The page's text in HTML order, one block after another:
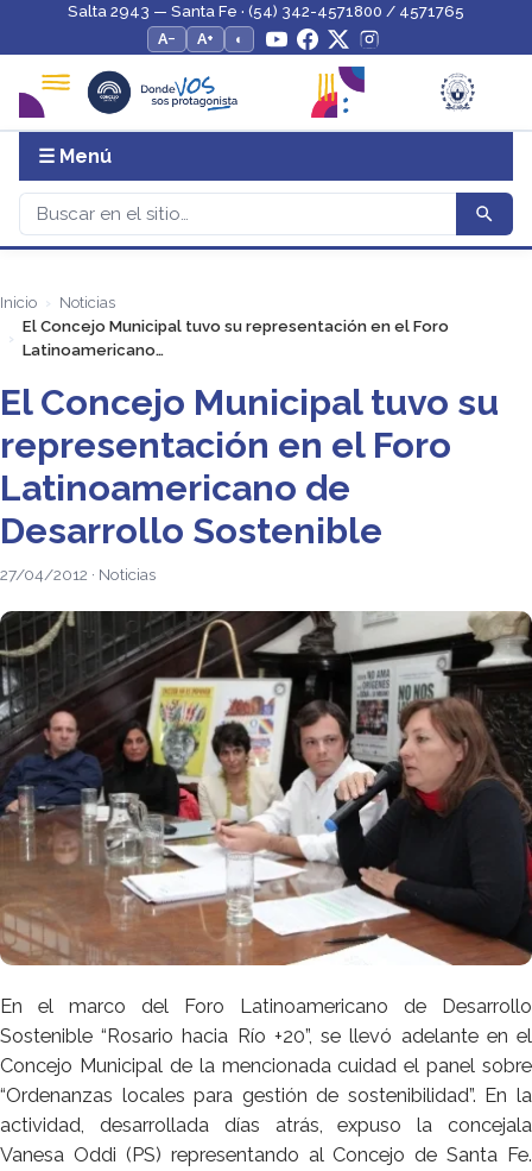
Salta 2943 — Santa Fe · (54) 342-4571800 / 4571765
A−
A+ ◐
☰ Menú
Inicio
Noticias
El Concejo Municipal tuvo su representación en el Foro
Latinoamericano…
El Concejo Municipal tuvo su
representación en el Foro
Latinoamericano de
Desarrollo Sostenible
27/04/2012 · Noticias
En el marco del Foro Latinoamericano de Desarrollo
Sostenible “Rosario hacia Río +20”, se llevó adelante en el
Concejo Municipal de la mencionada cuidad el panel sobre
“Ordenanzas locales para gestión de sostenibilidad”. En la
actividad, desarrollada días atrás, expuso la concejala
Vanesa Oddi (PS) representando al Concejo de Santa Fe.